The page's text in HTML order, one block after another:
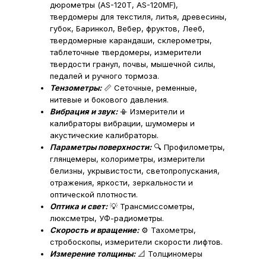
дюрометры (AS-120T, AS-120MF),
твердомеры для текстиля, литья, древесины,
губок, Баринкол, Вебер, фруктов, Лееб,
твердомерные карандаши, склерометры,
таблеточные твердомеры, измерители
твердости гранул, почвы, мышечной силы,
педалей и ручного тормоза.
Тензометры:📏 Сеточные, ременные,
нитевые и бокового давления.
Вибрация и звук:📳 Измерители и
калибраторы вибрации, шумомеры и
акустические калибраторы.
Параметры поверхности:🔍 Профилометры,
глянцемеры, колориметры, измерители
белизны, укрывистости, светопропускания,
отражения, яркости, зеркальности и
оптической плотности.
Оптика и свет:💡 Трансмиссометры,
люксметры, УФ-радиометры.
Скорость и вращение:⚙️ Тахометры,
стробоскопы, измерители скорости лифтов.
Измерение толщины:📐 Толщиномеры